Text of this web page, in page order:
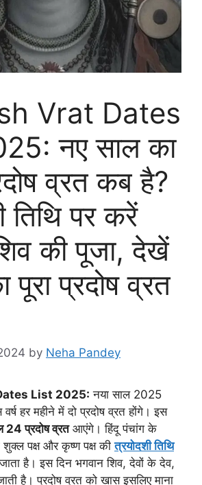
Vrat Dates
नए साल का
व्रत कब है?
तिथि पर करें
की पूजा, देखें
पूरा प्रदोष व्रत
by Neha Pandey
List 2025: नया साल 2025
हर महीने में दो प्रदोष व्रत होंगे। इस
प्रदोष व्रतआएंगे। हिंदू पंचांग के
पक्ष और कृष्ण पक्ष कीत्रयोदशी तिथि
है। इस दिन भगवान शिव, देवों के देव,
है। प्रदोष व्रत को खास इसलिए माना